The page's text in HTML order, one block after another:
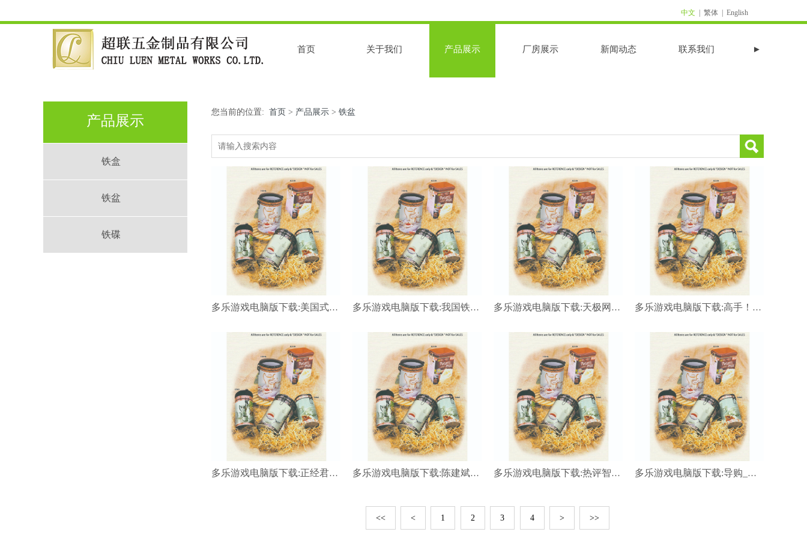
首页 关于我们 产品展示 厂房展示 新闻动态 联系我们 ►
中文 繁体 English
产品展示
铁盒
铁盆
铁碟
您当前的位置: 首页 > 产品展示 > 铁盆
多乐游戏电脑版下载:美国式精英教育-于时语 多乐游戏电脑版下载:我国铁建在该省中标了8个矿藏资源开发项目 多乐游戏电脑版下载:天极网_专业IT门户 多乐游戏电脑版下载:高手！看狼兵传人“小农飞刀”纸飞机扎西瓜
多乐游戏电脑版下载:正经君：当雇人排队升级为网上刷票春运不涨价的“政治正确”如何安放 多乐游戏电脑版下载:陈建斌给汪小菲大S洗生果一个细节却暴露了一切中年男人的粗糙！ 多乐游戏电脑版下载:热评智能设备_运动_轿车_才智出行频道_天极网 多乐游戏电脑版下载:导购_天极网_专业IT门户
<< < 1 2 3 4 > >>